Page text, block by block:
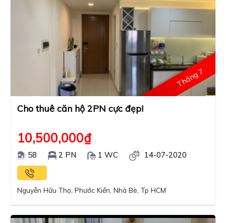
Tháng 7
Cho thuê căn hộ 2PN cực đẹp!
10,500,000₫
58 2 PN 1 WC 14-07-2020
Nguyễn Hữu Thọ, Phước Kiển, Nhà Bè, Tp HCM